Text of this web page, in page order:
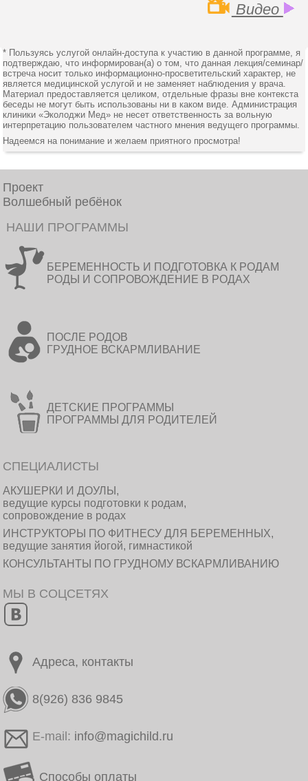
Видео
* Пользуясь услугой онлайн-доступа к участию в данной программе, я
подтверждаю, что информирован(а) о том, что данная лекция/семинар/
встреча носит только информационно-просветительский характер, не
является медицинской услугой и не заменяет наблюдения у врача.
Материал предоставляется целиком, отдельные фразы вне контекста
беседы не могут быть использованы ни в каком виде. Администрация
клиники «Эколоджи Мед» не несет ответственность за вольную
интерпретацию пользователем частного мнения ведущего программы.
Надеемся на понимание и желаем приятного просмотра!
Проект
Волшебный ребёнок
НАШИ ПРОГРАММЫ
БЕРЕМЕННОСТЬ И ПОДГОТОВКА К РОДАМ
РОДЫ И СОПРОВОЖДЕНИЕ В РОДАХ
ПОСЛЕ РОДОВ
ГРУДНОЕ ВСКАРМЛИВАНИЕ
ДЕТСКИЕ ПРОГРАММЫ
ПРОГРАММЫ ДЛЯ РОДИТЕЛЕЙ
СПЕЦИАЛИСТЫ
АКУШЕРКИ И ДОУЛЫ,
ведущие курсы подготовки к родам,
сопровождение в родах
ИНСТРУКТОРЫ ПО ФИТНЕСУ ДЛЯ БЕРЕМЕННЫХ,
ведущие занятия йогой, гимнастикой
КОНСУЛЬТАНТЫ ПО ГРУДНОМУ ВСКАРМЛИВАНИЮ
МЫ В СОЦСЕТЯХ
Адреса, контакты
8(926) 836 9845
E-mail: info@magichild.ru
Способы оплаты